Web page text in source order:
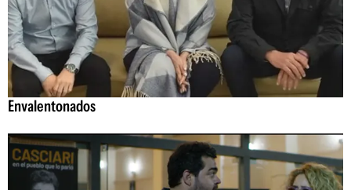
Envalentonados